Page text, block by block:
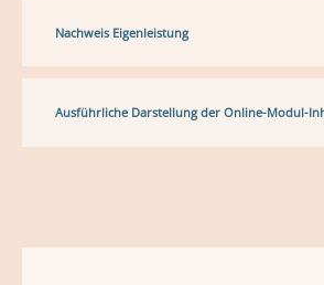
Nachweis Eigenleistung
Ausführliche Darstellung der Online-Modul-